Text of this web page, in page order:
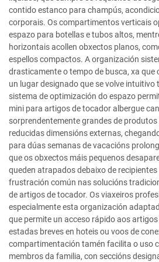
contido estanco para champús,
corporais. Os compartimentos verticais
espazo para botellas e tubos altos,
horizontais acollen obxectos planos,
espellos compactos. A organización
drasticamente o tempo de busca, xa que
un lugar designado que se volve intuitivo
sistema de optimización do espazo
mini para artigos de tocador albergue
sorprendentemente grandes de
reducidas dimensións externas,
para dúas semanas de vacacións
que os obxectos máis pequenos
queden atrapados debaixo de
frustración común nas solucións
de artigos de tocador. Os viaxeiros
especialmente esta organización
que permite un acceso rápido aos
estadas breves en hoteis ou voos de
compartimentación tamén facilita o uso
membros da familia, con seccións